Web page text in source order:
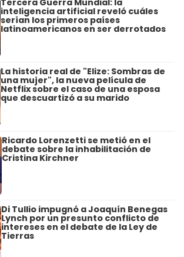
inteligencia artificial reveló cuáles
serían los primeros países
latinoamericanos en ser derrotados
La historia real de "Elize: Sombras de
una mujer", la nueva película de
Netflix sobre el caso de una esposa
que descuartizó a su marido
Ricardo Lorenzetti se metió en el
debate sobre la inhabilitación de
Cristina Kirchner
Di Tullio impugnó a Joaquín Benegas
Lynch por un presunto conflicto de
intereses en el debate de la Ley de
Tierras